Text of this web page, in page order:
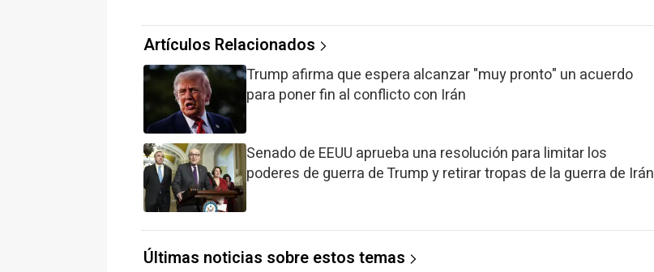
Artículos Relacionados
Trump afirma que espera alcanzar "muy pronto" un acuerdo
para poner fin al conflicto con Irán
Senado de EEUU aprueba una resolución para limitar los
poderes de guerra de Trump y retirar tropas de la guerra de Irán
Últimas noticias sobre estos temas